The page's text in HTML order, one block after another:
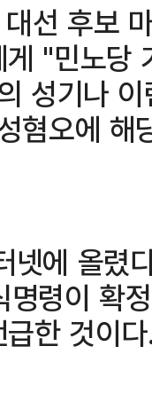
선 후보
"민노당
성기나
혐오에
넷에 올렸
령이 확
한 것이